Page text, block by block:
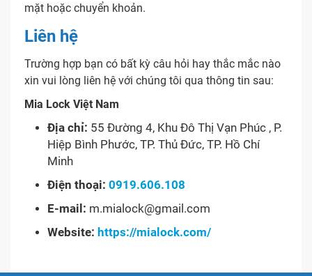
mặt hoặc chuyển khoản.
Liên hệ
Trường hợp bạn có bất kỳ câu hỏi hay thắc mắc nào
xin vui lòng liên hệ với chúng tôi qua thông tin sau:
Mia Lock Việt Nam
Địa chỉ: 55 Đường 4, Khu Đô Thị Vạn Phúc , P.
Hiệp Bình Phước, TP. Thủ Đức, TP. Hồ Chí
Minh
Điện thoại: 0919.606.108
E-mail: m.mialock@gmail.com
Website: https://mialock.com/